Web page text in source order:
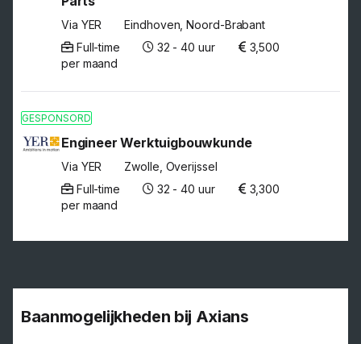
Via YER
Eindhoven, Noord-Brabant
Full-time
32 - 40 uur
3,500
per maand
GESPONSORD
Engineer Werktuigbouwkunde
Via YER
Zwolle, Overijssel
Full-time
32 - 40 uur
3,300
per maand
Baanmogelijkheden bij Axians